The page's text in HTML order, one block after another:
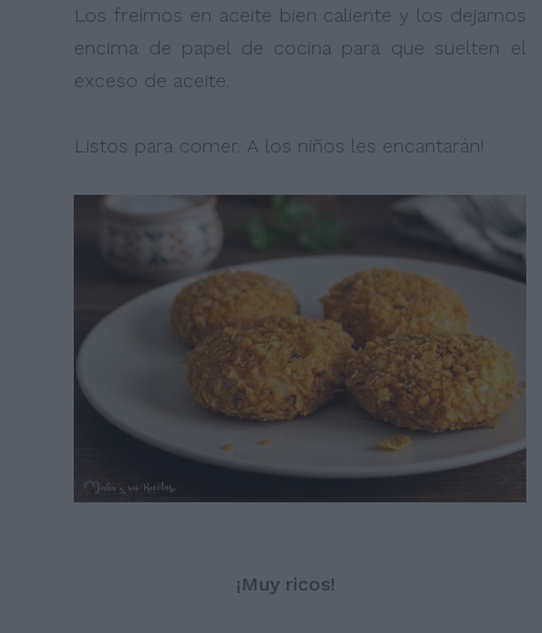
Los freímos en aceite bien caliente y los dejamos
encima de papel de cocina para que suelten el
exceso de aceite.
Listos para comer. A los niños les encantarán!
¡Muy ricos!